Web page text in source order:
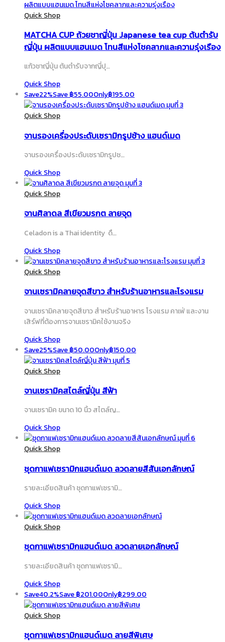
Quick Shop
MATCHA CUP ถ้วยชาญี่ปุ่น Japanese tea cup ต้นตำรับ
ญี่ปุ่น ผลิตแบบแฮนเมด โทนสีแห่งโชคลาภและความรุ่งเรือง
แก้วชาญี่ปุ่น ต้นตำรับจากญี่ปุ…
Quick Shop
Save22%Save฿55.00Only฿195.00
Quick Shop
จานรองเครื่องประดับเซรามิกรูปช้าง แฮนด์เมด
จานรองเครื่องประดับเซรามิกรูปช…
Quick Shop
Quick Shop
จานศิลาดล สีเขียวมรกต ลายจุด
Celadon is a Thai identity ดื…
Quick Shop
Quick Shop
จานเซรามิคลายจุดสีขาว สำหรับร้านอาหารและโรงแรม
จานเซรามิคลายจุดสีขาว สำหรับร้านอาหาร โรงแรม คาเฟ่ และงาน
เสิร์ฟที่ต้องการจานเซรามิคใช้งานจริง
Quick Shop
Save25%Save฿50.00Only฿150.00
Quick Shop
จานเซรามิคสไตล์ญี่ปุ่น สีฟ้า
จานเซรามิค ขนาด 10 นิ้ว สไตล์ญ…
Quick Shop
Quick Shop
ชุดกาแฟเซรามิกแฮนด์เมด ลวดลายสีสันเอกลักษณ์
รายละเอียดสินค้า ชุดกาแฟเซรามิ…
Quick Shop
Quick Shop
ชุดกาแฟเซรามิกแฮนด์เมด ลวดลายเอกลักษณ์
รายละเอียดสินค้า ชุดกาแฟเซรามิ…
Quick Shop
Save40.2%Save฿201.00Only฿299.00
Quick Shop
ชุดกาแฟเซรามิกแฮนด์เมด ลายสีพิเศษ